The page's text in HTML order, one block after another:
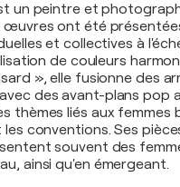
un peintre et
œuvres ont été
et collectives à
de couleurs
», elle fusionne des
des avant-plans pop
thèmes liés aux femmes
conventions. Ses
souvent des
ainsi qu'en émergeant.